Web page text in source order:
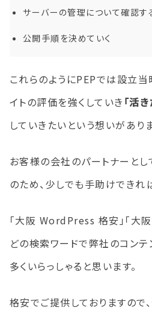
サーバーの管理について確認す
公開手順を決めていく
これらのようにPEPでは設立
イトの評価を強くしていき 「活
していきたいという想いがありま
お客様の会社のパートナーとし
のため、少しでも手助けできれ
「大阪 WordPress 格安」「大
どの検索ワードで弊社のコン
多くいらっしゃると思います。
格安でご提供しておりますので